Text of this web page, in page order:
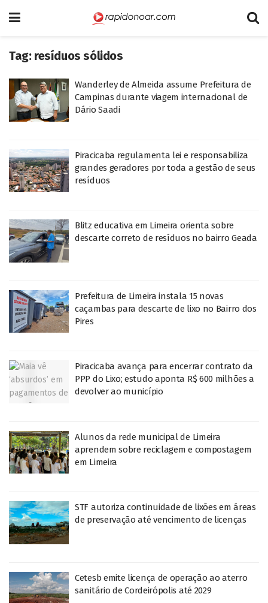
Tag: resíduos sólidos
Wanderley de Almeida assume Prefeitura de
Campinas durante viagem internacional de
Dário Saadi
Piracicaba regulamenta lei e responsabiliza
grandes geradores por toda a gestão de seus
resíduos
Blitz educativa em Limeira orienta sobre
descarte correto de resíduos no bairro Geada
Prefeitura de Limeira instala 15 novas
caçambas para descarte de lixo no Bairro dos
Pires
Piracicaba avança para encerrar contrato da
PPP do Lixo; estudo aponta R$ 600 milhões a
devolver ao município
Alunos da rede municipal de Limeira
aprendem sobre reciclagem e compostagem
em Limeira
STF autoriza continuidade de lixões em áreas
de preservação até vencimento de licenças
Cetesb emite licença de operação ao aterro
sanitário de Cordeirópolis até 2029